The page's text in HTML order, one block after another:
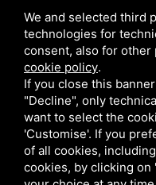
A.T.S. S.r.l. Via del
(BO) Italy | P.Iva
We and selected third
technologies for
consent, also for other
cookie policy.
If you close this
"Decline", only
want to select the
'Customise'. If you
of all cookies,
cookies, by clicking on